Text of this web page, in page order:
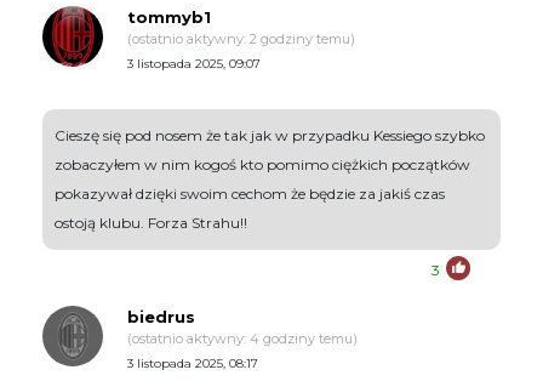
tommyb1
(ostatnio aktywny: 2 godziny temu)
3 listopada 2025, 09:07
Cieszę się pod nosem że tak jak w przypadku Kessiego szybko
zobaczyłem w nim kogoś kto pomimo ciężkich początków
pokazywał dzięki swoim cechom że będzie za jakiś czas
ostoją klubu. Forza Strahu!!
3
biedrus
(ostatnio aktywny: 4 godziny temu)
3 listopada 2025, 08:17